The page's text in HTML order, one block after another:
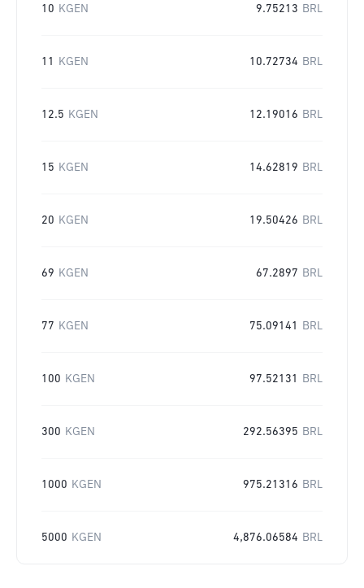
10 KGEN 9.75213 BRL
11 KGEN 10.72734 BRL
12.5 KGEN 12.19016 BRL
15 KGEN 14.62819 BRL
20 KGEN 19.50426 BRL
69 KGEN 67.2897 BRL
77 KGEN 75.09141 BRL
100 KGEN 97.52131 BRL
300 KGEN 292.56395 BRL
1000 KGEN 975.21316 BRL
5000 KGEN 4,876.06584 BRL